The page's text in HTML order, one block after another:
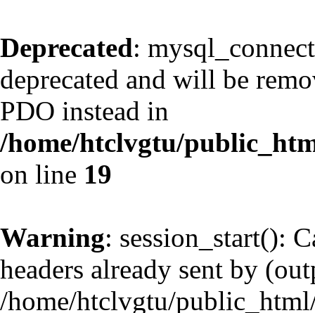
Deprecated:
deprecated and will be
PDO instead in
/home/htclvgtu/
on line 19
Warning: session_start():
headers already sent by
/home/htclvgtu/